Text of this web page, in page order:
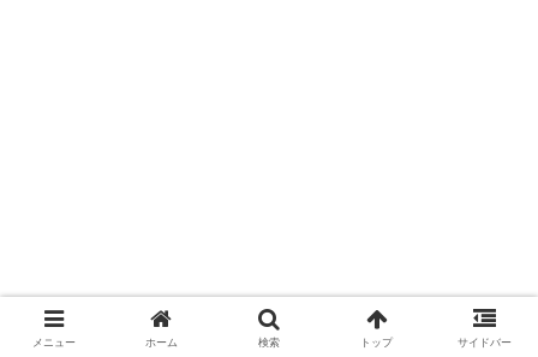
メニュー ホーム 検索 トップ サイドバー